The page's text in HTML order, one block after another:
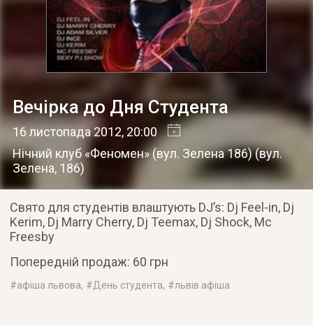
Вечірка до Дня Студента
16 листопада 2012, 20:00
Нічний клуб «Феномен» (вул. Зелена 186)(вул.
Зелена, 186)
Свято для студентів влаштують DJ’s: Dj Feel-in, Dj
Kerim, Dj Marry Cherry, Dj Teemax, Dj Shock, Mc
Freesby
Пoпepeдній пpoдaж: 60 грн
#афіша львова, #День студента, #львів афіша